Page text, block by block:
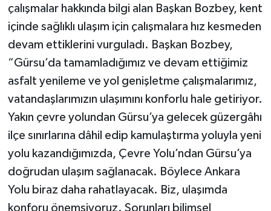
çalışmalar hakkında bilgi alan Başkan Bozbey, kent
içinde sağlıklı ulaşım için çalışmalara hız kesmeden
devam ettiklerini vurguladı. Başkan Bozbey,
“Gürsu’da tamamladığımız ve devam ettiğimiz
asfalt yenileme ve yol genişletme çalışmalarımız,
vatandaşlarımızın ulaşımını konforlu hale getiriyor.
Yakın çevre yolundan Gürsu’ya gelecek güzergâhı
ilçe sınırlarına dâhil edip kamulaştırma yoluyla yeni
yolu kazandığımızda, Çevre Yolu’ndan Gürsu’ya
doğrudan ulaşım sağlanacak. Böylece Ankara
Yolu biraz daha rahatlayacak. Biz, ulaşımda
konforu önemsiyoruz. Sorunları bilimsel